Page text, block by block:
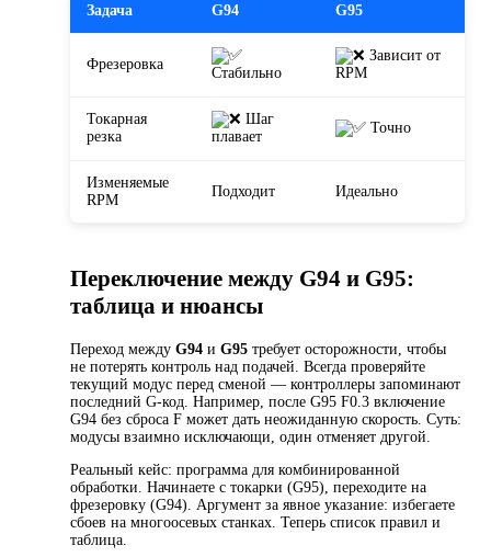
Задача
G94 G95
Фрезеровка
Стабильно
Зависит от
RPM
Токарная
резка
Шаг
плавает
Точно
Изменяемые
RPM
Подходит Идеально
Переключение между G94 и G95:
таблица и нюансы
Переход между G94 и G95 требует осторожности, чтобы
не потерять контроль над подачей. Всегда проверяйте
текущий модус перед сменой — контроллеры запоминают
последний G-код. Например, после G95 F0.3 включение
G94 без сброса F может дать неожиданную скорость. Суть:
модусы взаимно исключающи, один отменяет другой.
Реальный кейс: программа для комбинированной
обработки. Начинаете с токарки (G95), переходите на
фрезеровку (G94). Аргумент за явное указание: избегаете
сбоев на многоосевых станках. Теперь список правил и
таблица.